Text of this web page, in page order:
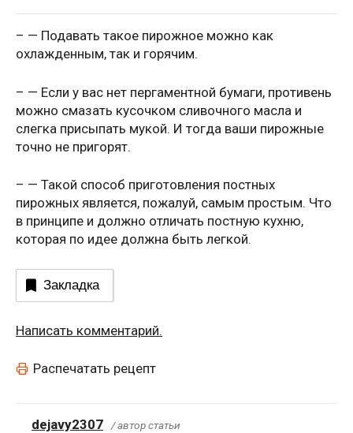
– — Подавать такое пирожное можно как
охлажденным, так и горячим.
– — Если у вас нет пергаментной бумаги, противень
можно смазать кусочком сливочного масла и
слегка присыпать мукой. И тогда ваши пирожные
точно не пригорят.
– — Такой способ приготовления постных
пирожных является, пожалуй, самым простым. Что
в принципе и должно отличать постную кухню,
которая по идее должна быть легкой.
Закладка
Написать комментарий.
Распечатать рецепт
dejavy2307 / автор статьи